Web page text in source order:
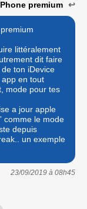
premium ↩
littéralement
dit faire
ton iDevice
en tout
mode pour tes
a jour apple
comme le mode
depuis
un exemple
23/09/2019 à 08h45